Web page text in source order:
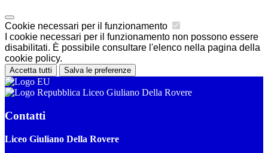
Cookie necessari per il funzionamento
I cookie necessari per il funzionamento non possono essere
disabilitati. È possibile consultare l'elenco nella pagina della
cookie policy.
Accetta tutti Salva le preferenze
Liceo Giuliano Della Rovere
Contatti
Liceo Giuliano Della Rovere